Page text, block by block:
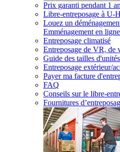
Prix garanti pendant 1 an
Libre-entreposage à U-
Louez un
Emménagement en
Entreposage climatisé
Entreposage de VR, de
Guide des tailles
Entreposage extérieur/
Payer ma facture
FAQ
Conseils sur le libre-
Fournitures